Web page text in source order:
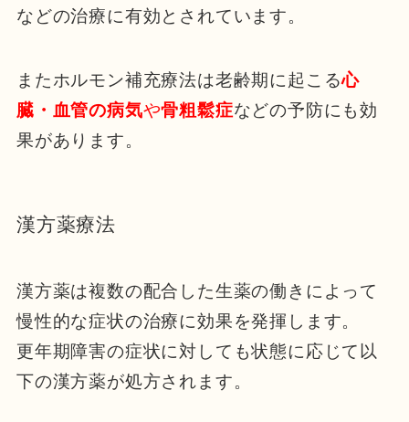
などの治療に有効とされています。
またホルモン補充療法は老齢期に起こる心
臓・血管の病気や骨粗鬆症などの予防にも効
果があります。
漢方薬療法
漢方薬は複数の配合した生薬の働きによって
慢性的な症状の治療に効果を発揮します。
更年期障害の症状に対しても状態に応じて以
下の漢方薬が処方されます。